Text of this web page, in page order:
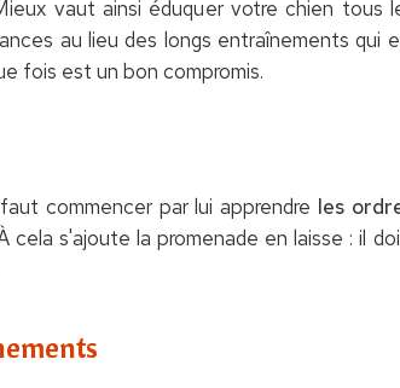
vaut ainsi éduquer votre chien
au lieu des longs entraînements qui
fois est un bon compromis.
commencer par lui apprendre les
cela s'ajoute la promenade en laisse : il